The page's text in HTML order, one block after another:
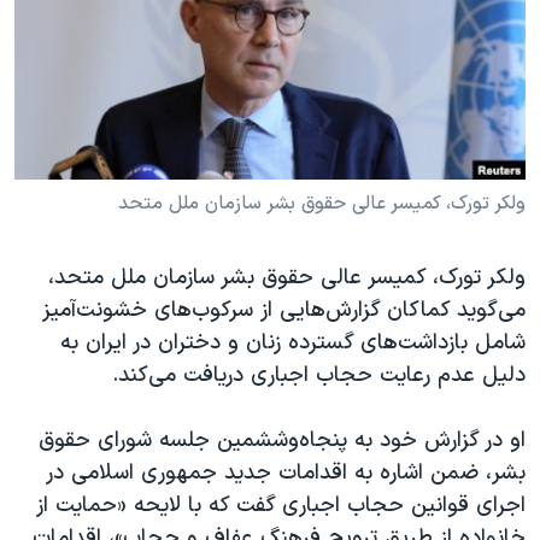
فرهنگ و زندگی
حقوق شهروندی
اقتصادی
علم و فناوری
اسرائیل در جنگ
آرشیو پخش زنده
مستندها
انتخابات ریاست جمهوری آمریکا ۲۰۲۴
حمله جمهوری اسلامی به اسرائیل
رمز مهسا
ورزش زنان در ایران
مجموعه مستندهای دادخواهی
تریبونال مردمی آبان ۹۸
دادگاه حمید نوری
قانون شفافیت دارائی کادر رهبری ایران
اعتراضات مردمی آبان ۹۸
دنبال کنید
زبانهای مختلف
ولکر تورک، کمیسر عالی حقوق بشر سازمان ملل متحد
ولکر تورک، کمیسر عالی حقوق بشر سازمان ملل متحد،
می‌گوید کماکان گزارش‌هایی از سرکوب‌های خشونت‌آمیز
شامل بازداشت‌های گسترده زنان و دختران در ایران به
دلیل عدم رعایت حجاب اجباری دریافت می‌کند.
او در گزارش خود به پنجاه‌و‌ششمین جلسه شورای حقوق
بشر، ضمن اشاره به اقدامات جدید جمهوری اسلامی در
اجرای قوانین حجاب اجباری گفت که با لایحه «حمایت از